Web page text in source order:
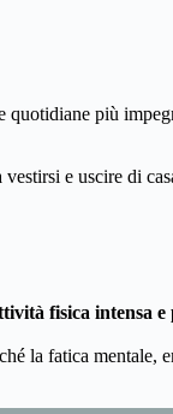
quotidiane più
e uscire di
fisica intensa e
la fatica mentale,